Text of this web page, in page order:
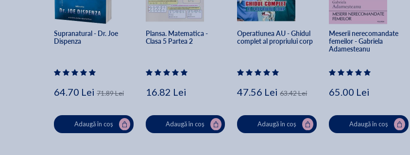
Supranatural - Dr. Joe
Dispenza
64.70 Lei 71.89 Lei
Adaugă în coș
Plansa. Matematica -
Clasa 5 Partea 2
16.82 Lei
Adaugă în coș
Operatiunea AU - Ghidul
complet al propriului corp
47.56 Lei 63.42 Lei
Adaugă în coș
Meserii nerecomandate
femeilor - Gabriela
Adamesteanu
65.00 Lei
Adaugă în coș